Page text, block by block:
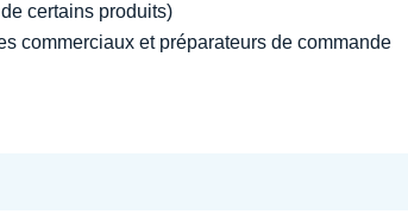
certains produits)
commerciaux et préparateurs de commande